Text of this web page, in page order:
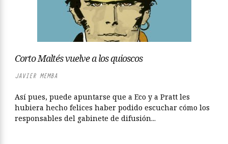
Corto Maltés vuelve a los quioscos
JAVIER MEMBA
Así pues, puede apuntarse que a Eco y a Pratt les
hubiera hecho felices haber podido escuchar cómo los
responsables del gabinete de difusión...